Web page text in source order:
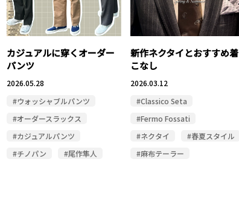
カジュアルに穿くオーダー
パンツ
2026.05.28
#ウォッシャブルパンツ
#オーダースラックス
#カジュアルパンツ
#チノパン
#尾作隼人
新作ネクタイとおすすめ着
こなし
2026.03.12
#Classico Seta
#Fermo Fossati
#ネクタイ
#春夏スタイル
#麻布テーラー